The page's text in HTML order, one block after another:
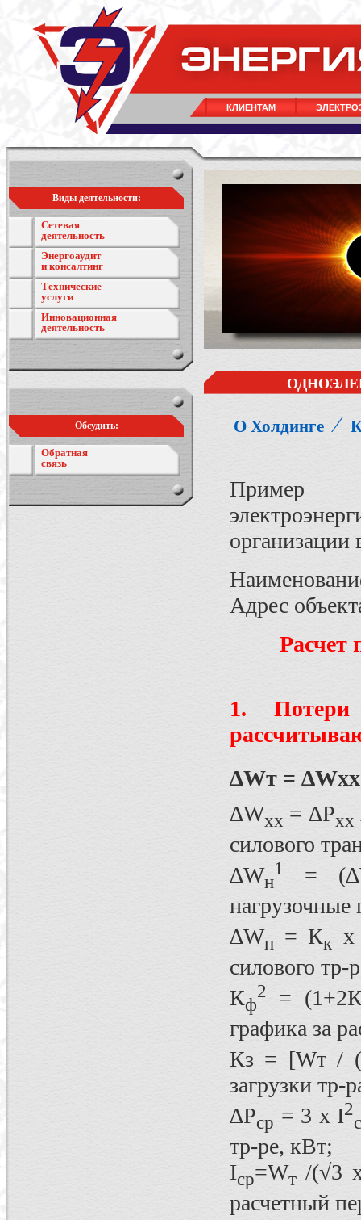
КЛИЕНТАМ
Виды деятельности:
Сетевая
деятельность
Энергоаудит
и консалтинг
Технические
услуги
Инновационная
деятельность
Обсудить:
Обратная
связь
О Холдинге ⁄
Пример
организации
Адрес
Расчет
1. Потери
∆Wт =
∆Wxx = ∆Рxx
силового
∆Wн
1
=
нагрузочные
∆Wн = Кк
силового тр-
Кф
2 =
графика за
Кз = [Wт /
загрузки тр-
∆Рср = 3 х I2
тр-ре, кВт;
Iср=Wт /(√3
расчетный